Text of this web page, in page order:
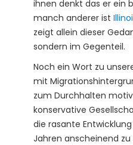
ihnen denkt das er ein
manch anderer ist
zeigt allein dieser
sondern im Gegenteil.
Noch ein Wort zu
mit
zum Durchhalten
konservative
die rasante
Jahren anscheinend zu